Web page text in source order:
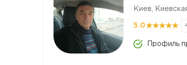
Киев,
5.0
Профиль